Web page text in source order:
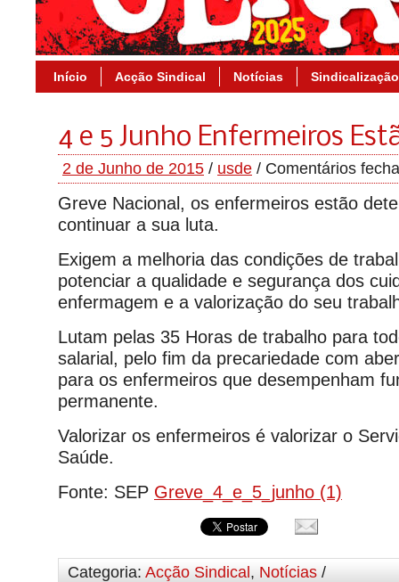
Início Acção Sindical Notícias Sindicalização
4 e 5 Junho Enfermeiros
2 de Junho de 2015 / usde / Comentários
Greve Nacional, os enfermeiros estão
continuar a sua luta.
Exigem a melhoria das condições de
potenciar a qualidade e segurança dos
enfermagem e a valorização do seu
Lutam pelas 35 Horas de trabalho para
salarial, pelo fim da precariedade com
para os enfermeiros que desempenham
permanente.
Valorizar os enfermeiros é valorizar o
Saúde.
Fonte: SEP Greve_4_e_5_junho (1)
Categoria: Acção Sindical , Notícias /